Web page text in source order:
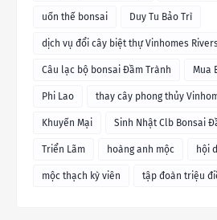
uốn thế bonsai Duy Tu Bảo Trì
dịch vụ đổi cây biệt thự Vinhomes
Câu lạc bộ bonsai Đầm Trành Mua
Phi Lao thay cây phong thủy
Khuyến Mại Sinh Nhật Clb Bonsai
Triển Lãm hoàng anh mộc hội
mộc thạch kỳ viên tập đoàn triệu